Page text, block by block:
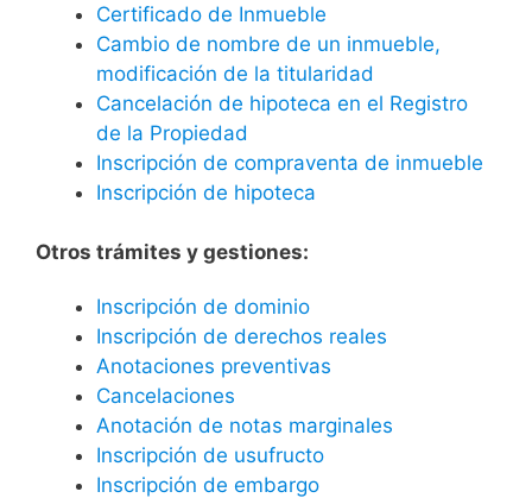
Certificado de Inmueble
Cambio de nombre de un inmueble,
modificación de la titularidad
Cancelación de hipoteca en el Registro
de la Propiedad
Inscripción de compraventa de inmueble
Inscripción de hipoteca
Otros trámites y gestiones:
Inscripción de dominio
Inscripción de derechos reales
Anotaciones preventivas
Cancelaciones
Anotación de notas marginales
Inscripción de usufructo
Inscripción de embargo